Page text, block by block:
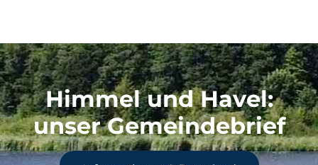
Himmel und Havel:
unser Gemeindebrief